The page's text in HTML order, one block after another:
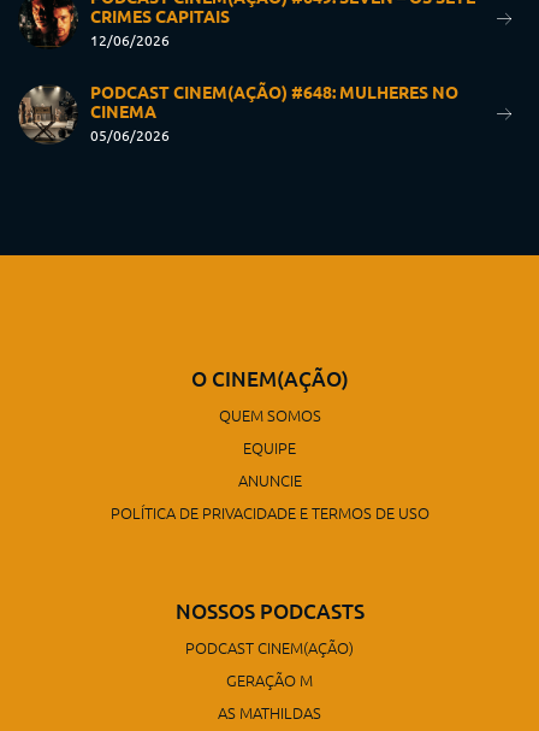
CRIMES CAPITAIS
12/06/2026
PODCAST CINEM(AÇÃO) #648: MULHERES NO
CINEMA
05/06/2026
O CINEM(AÇÃO)
QUEM SOMOS
EQUIPE
ANUNCIE
POLÍTICA DE PRIVACIDADE E TERMOS DE USO
NOSSOS PODCASTS
PODCAST CINEM(AÇÃO)
GERAÇÃO M
AS MATHILDAS